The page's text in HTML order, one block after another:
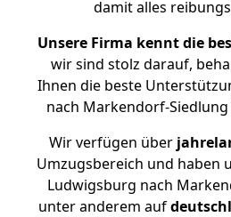
damit alles
Unsere Firma kennt die
wir sind stolz darauf,
Ihnen die beste
nach Markendorf-
Wir verfügen über
Umzugsbereich und haben
Ludwigsburg nach
unter anderem auf